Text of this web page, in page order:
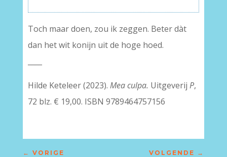
Toch maar doen, zou ik zeggen. Beter dàt
dan het wit konijn uit de hoge hoed.
Hilde Keteleer (2023). Mea culpa. Uitgeverij P,
72 blz. € 19,00. ISBN 9789464757156
← VORIGE VOLGENDE →